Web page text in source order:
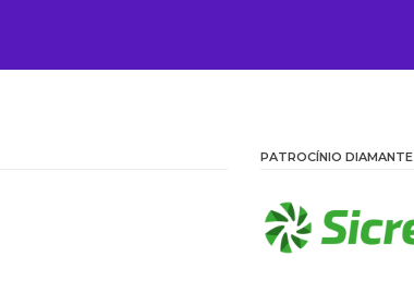
PATROCÍNIO DIAMANTE